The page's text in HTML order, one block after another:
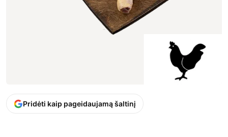
Pridėti kaip pageidaujamą šaltinį